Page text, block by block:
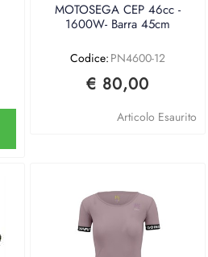
MOTOSEGA CEP 46cc -
1600W- Barra 45cm
Codice: PN4600-12
€ 80,00
Articolo Esaurito